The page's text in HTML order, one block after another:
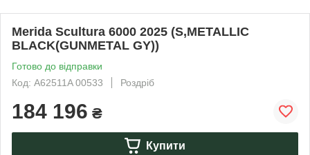
Merida Scultura 6000 2025 (S,METALLIC
BLACK(GUNMETAL GY))
Готово до відправки
Код: A62511A 00533
Роздріб
184 196 ₴
Купити